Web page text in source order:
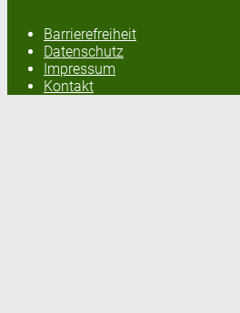
Barrierefreiheit
Datenschutz
Impressum
Kontakt